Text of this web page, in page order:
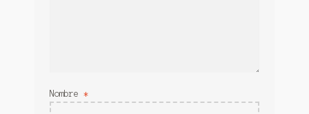
Nombre *